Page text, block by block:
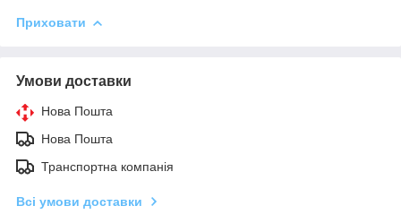
Приховати
Умови доставки
Нова Пошта
Нова Пошта
Транспортна компанія
Всі умови доставки